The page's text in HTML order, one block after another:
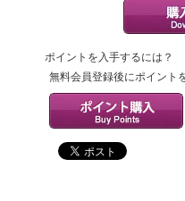
ポイントを入手するには？
無料会員登録後にポイント